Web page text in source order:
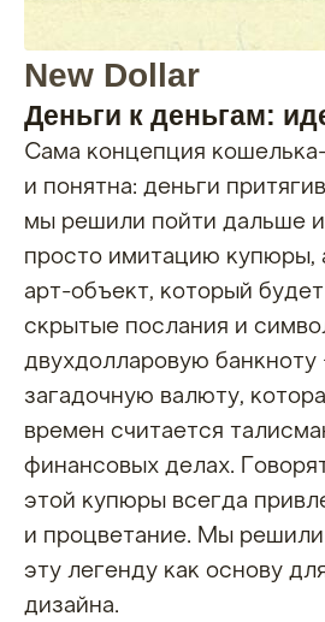
New Dollar
Деньги к деньгам:
Сама концепция
и понятна: деньги
мы решили пойти дальше
просто имитацию купюры,
арт-объект, который
скрытые послания и
двухдолларовую
загадочную валюту,
времен считается
финансовых делах.
этой купюры всегда
и процветание. Мы решили
эту легенду как основу
дизайна.